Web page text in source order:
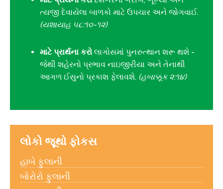
ત્યજી દેવાયેલા બાળકો માટે ઉપચાર અને જોગવાઈ.
(યશાયાહ ૫૮:૧૦-૧૨)
માટે પ્રાર્થના કરો લાગોસમાં પુનરુત્થાન શરૂ થશે -
જેથી શહેરનો પ્રભાવ નાઇજીરીયા અને તેનાથી
આગળ ઈસુનો પ્રકાશ ફેલાવશે. (હબાક્કૂક ૨:૧૪)
લોકો જૂથો ફોકસ
હાબે ફુલાની
બોરોરો ફુલાની